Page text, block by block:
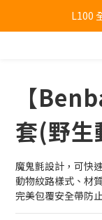
🔥全
L100
A9
【
套(野生
魔鬼氈設計，可快
動物紋路樣式、材
完美包覆安全帶防